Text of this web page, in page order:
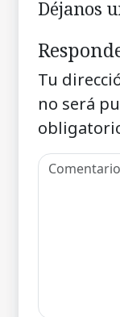
Déjanos
Tu
no será